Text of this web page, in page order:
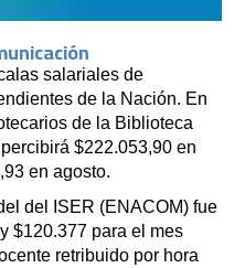
salariales de
de la Nación. En
de la Biblioteca
$222.053,90 en
en agosto.
del ISER (ENACOM) fue
$120.377 para el mes
retribuido por hora